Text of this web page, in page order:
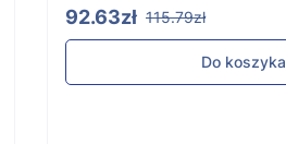
92.63zł 115.79zł
Do koszyka